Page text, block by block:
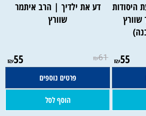
היסודות
₪55
דע את ילדיך | הרב איתמר
שוורץ
₪61
₪55
פרטים נוספים
הוסף לסל